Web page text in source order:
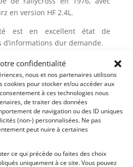
confidentialité
nous et nos partenaires utilisons
cookies pour stocker et/ou accéder aux
à ces technologies nous
de traiter des données
de navigation ou des ID uniques
(non-) personnalisées. Ne pas
peut nuire à certaines
ce qui précède ou faites des choix
uniquement à ce site. Vous pouvez
en version HF 2.4L.
est en excellent état de
dur demande.
ASN Numéro Extrait